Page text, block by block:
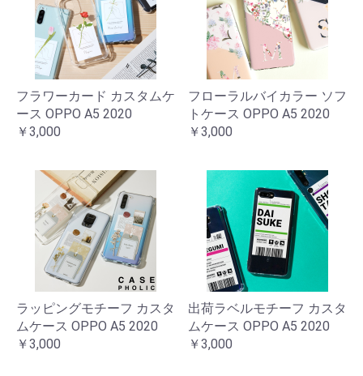
フラワーカード カスタムケ
ース OPPO A5 2020
￥3,000
フローラルバイカラー ソフ
トケース OPPO A5 2020
￥3,000
ラッピングモチーフ カスタ
ムケース OPPO A5 2020
￥3,000
出荷ラベルモチーフ カスタ
ムケース OPPO A5 2020
￥3,000